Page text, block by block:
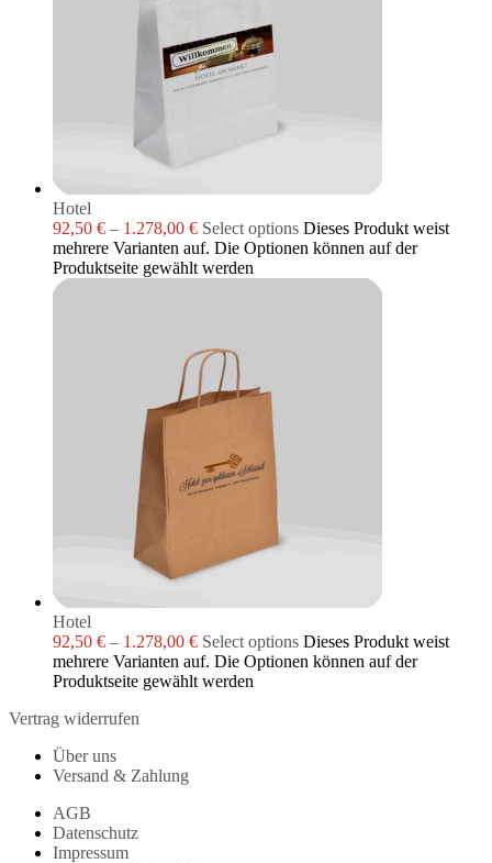
Hotel
92,50 € – 1.278,00 € Select options Dieses Produkt weist
mehrere Varianten auf. Die Optionen können auf der
Produktseite gewählt werden
Hotel
92,50 € – 1.278,00 € Select options Dieses Produkt weist
mehrere Varianten auf. Die Optionen können auf der
Produktseite gewählt werden
Vertrag widerrufen
Über uns
Versand & Zahlung
AGB
Datenschutz
Impressum